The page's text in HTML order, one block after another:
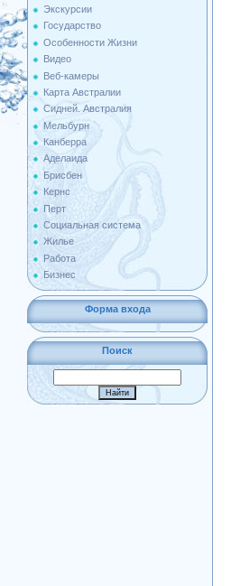
Экскурсии
Государство
Особенности Жизни
Видео
Веб-камеры
Карта Австралии
Сидней. Австралия
Мельбурн
Канберра
Аделаида
Брисбен
Кернс
Перт
Социальная система
Жилье
Работа
Бизнес
Форма входа
Поиск